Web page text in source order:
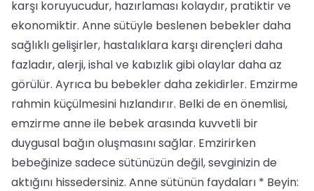
karşı koruyucudur, hazırlaması kolaydır, pratiktir ve
ekonomiktir. Anne sütüyle beslenen bebekler daha
sağlıklı gelişirler, hastalıklara karşı dirençleri daha
fazladır, alerji, ishal ve kabızlık gibi olaylar daha az
görülür. Ayrıca bu bebekler daha zekidirler. Emzirme
rahmin küçülmesini hızlandırır. Belki de en önemlisi,
emzirme anne ile bebek arasında kuvvetli bir
duygusal bağın oluşmasını sağlar. Emzirirken
bebeğinize sadece sütünüzün değil, sevginizin de
aktığını hissedersiniz. Anne sütünün faydaları * Beyin: